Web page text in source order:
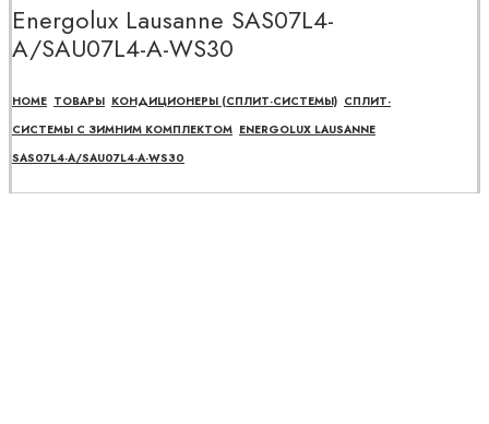
Energolux Lausanne SAS07L4-
A/SAU07L4-A-WS30
HOME ТОВАРЫ КОНДИЦИОНЕРЫ (СПЛИТ-СИСТЕМЫ) СПЛИТ-
СИСТЕМЫ С ЗИМНИМ КОМПЛЕКТОМ ENERGOLUX LAUSANNE
SAS07L4-A/SAU07L4-A-WS30